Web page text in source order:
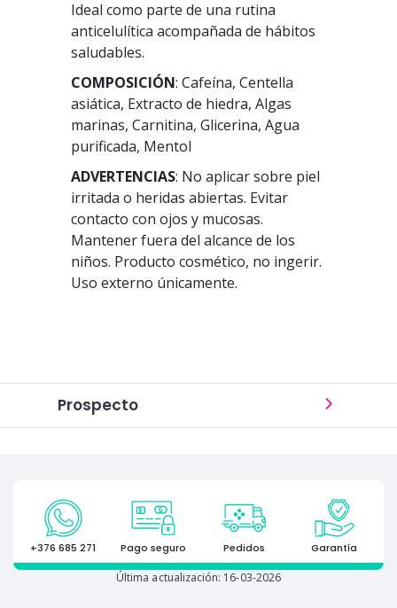
Ideal como parte de una rutina
anticelulítica acompañada de hábitos
saludables.
COMPOSICIÓN: Cafeína, Centella
asiática, Extracto de hiedra, Algas
marinas, Carnitina, Glicerina, Agua
purificada, Mentol
ADVERTENCIAS: No aplicar sobre piel
irritada o heridas abiertas. Evitar
contacto con ojos y mucosas.
Mantener fuera del alcance de los
niños. Producto cosmético, no ingerir.
Uso externo únicamente.
Prospecto
+376 685 271 Pago seguro Pedidos Garantía
Última actualización: 16-03-2026